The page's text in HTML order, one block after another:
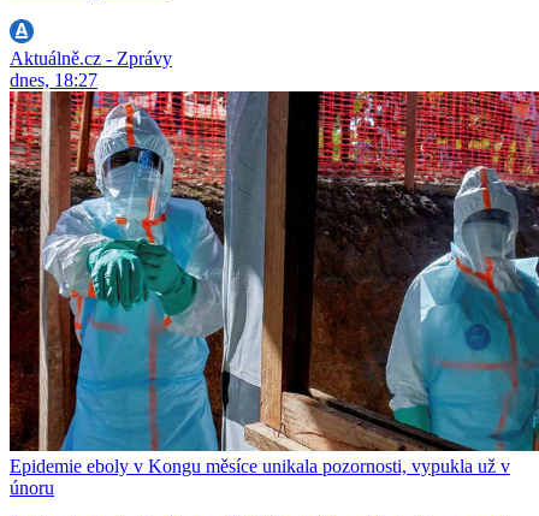
Aktuálně.cz - Zprávy
dnes, 18:27
Epidemie eboly v Kongu měsíce unikala pozornosti, vypukla už v
únoru